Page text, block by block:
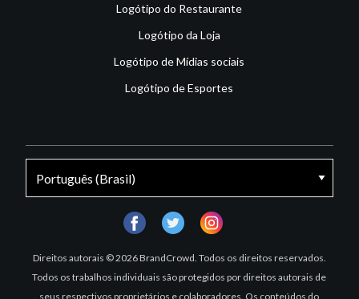
Logótipo do Restaurante
Logótipo da Loja
Logótipo de Mídias sociais
Logótipo de Esportes
Direitos autorais © 2026 BrandCrowd. Todos os direitos reservados.
Todos os trabalhos individuais são protegidos por direitos autorais de
seus respectivos proprietários e colaboradores. Os conteúdos do
facebooktwitter instagram